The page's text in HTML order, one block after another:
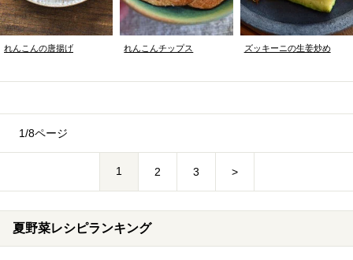
れんこんの唐揚げ れんこんチップス ズッキーニの生姜炒め
1/8ページ
1 2 3 >
夏野菜レシピランキング